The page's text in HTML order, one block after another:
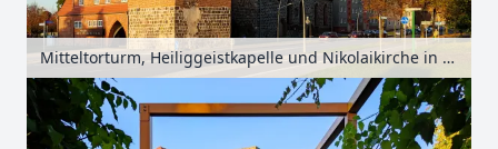
Mitteltorturm, Heiliggeistkapelle und Nikolaikirche in Prenzlau, Uckermark, Brandenburg, Deutschland